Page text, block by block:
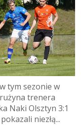
tym sezonie w
trenera
Naki Olsztyn 3:1
niezłą...